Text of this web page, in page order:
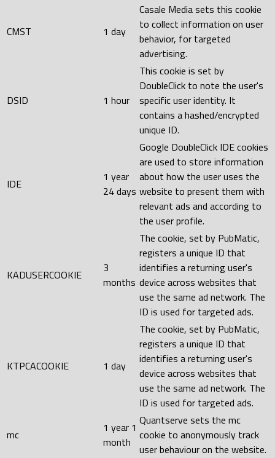
CMST 1 day
Casale Media sets this cookie
to collect information on user
behavior, for targeted
advertising.
DSID 1 hour
This cookie is set by
DoubleClick to note the user's
specific user identity. It
contains a hashed/encrypted
unique ID.
IDE
1 year
24 days
Google DoubleClick IDE cookies
are used to store information
about how the user uses the
website to present them with
relevant ads and according to
the user profile.
KADUSERCOOKIE
3
months
The cookie, set by PubMatic,
registers a unique ID that
identifies a returning user's
device across websites that
use the same ad network. The
ID is used for targeted ads.
KTPCACOOKIE 1 day
The cookie, set by PubMatic,
registers a unique ID that
identifies a returning user's
device across websites that
use the same ad network. The
ID is used for targeted ads.
mc
1 year 1
month
Quantserve sets the mc
cookie to anonymously track
user behaviour on the website.